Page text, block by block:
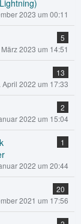
2023 um 00:11
5
2023 um 14:51
13
April 2022 um 17:33
2
2022 um 15:04
1
2022 um 20:44
20
2021 um 17:56